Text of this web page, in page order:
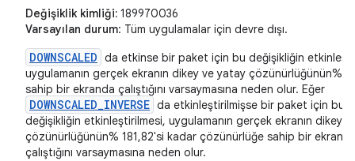
Değişiklik kimliği: 189970036
Varsayılan durum: Tüm uygulamalar için devre dışı.
DOWNSCALED da etkinse bir paket için bu değişikliğin
uygulamanın gerçek ekranın dikey ve yatay çözünürlüğünün%
sahip bir ekranda çalıştığını varsaymasına neden olur. Eğer
DOWNSCALED_INVERSE da etkinleştirilmişse bir paket için bu
değişikliğin etkinleştirilmesi, uygulamanın gerçek ekranın dikey
çözünürlüğünün% 181,82'si kadar çözünürlüğe sahip bir
çalıştığını varsaymasına neden olur.